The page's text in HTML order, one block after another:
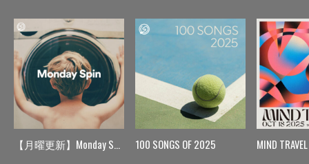
【月曜更新】Monday Spin 100 SONGS OF 2025 MIND TRAVEL